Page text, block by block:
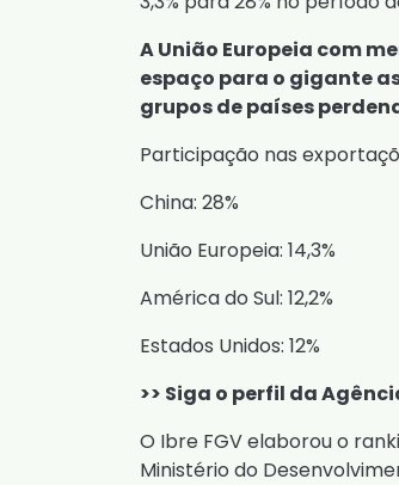
A União Europeia com
espaço para o gigante
grupos de países
Participação nas
China: 28%
União Europeia: 14,3%
América do Sul: 12,2%
Estados Unidos: 12%
>> Siga o perfil da
O Ibre FGV elaborou o
Ministério do